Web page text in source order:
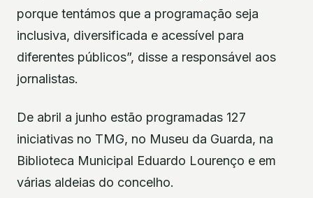
porque tentámos que a programação seja
inclusiva, diversificada e acessível para
diferentes públicos”, disse a responsável aos
jornalistas.
De abril a junho estão programadas 127
iniciativas no TMG, no Museu da Guarda, na
Biblioteca Municipal Eduardo Lourenço e em
várias aldeias do concelho.